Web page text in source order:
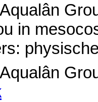
in